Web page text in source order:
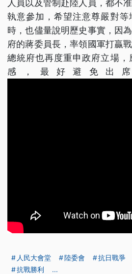
人員以及管制赴陸人員，都不
執意參加，希望注意尊嚴對等
時，也儘量說明歷史事實，因
府的蔣委員長，率領國軍打贏
總統府也再度重申政府立場
感，最好避免出
人民大會堂 陸委會
抗日戰爭
抗戰勝利
...